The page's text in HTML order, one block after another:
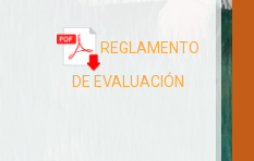
REGLAMENTO
DE EVALUACIÓN